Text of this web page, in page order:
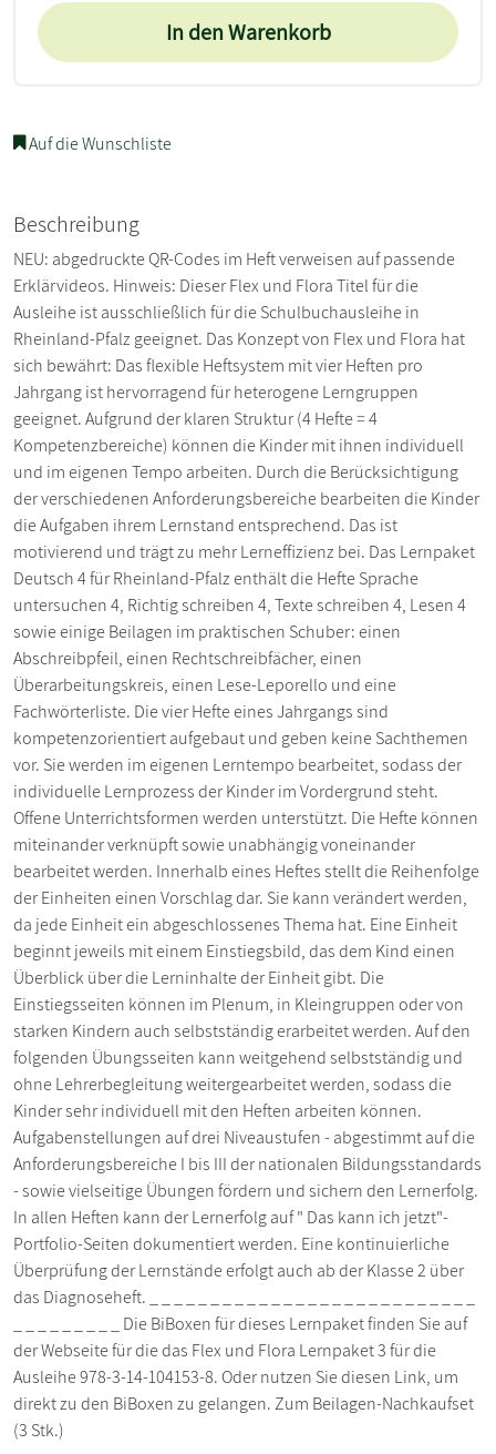
In den Warenkorb
Auf die Wunschliste
Beschreibung
NEU: abgedruckte QR-Codes im Heft verweisen auf passende
Erklärvideos. Hinweis: Dieser Flex und Flora Titel für die
Ausleihe ist ausschließlich für die Schulbuchausleihe in
Rheinland-Pfalz geeignet. Das Konzept von Flex und Flora hat
sich bewährt: Das flexible Heftsystem mit vier Heften pro
Jahrgang ist hervorragend für heterogene Lerngruppen
geeignet. Aufgrund der klaren Struktur (4 Hefte = 4
Kompetenzbereiche) können die Kinder mit ihnen individuell
und im eigenen Tempo arbeiten. Durch die Berücksichtigung
der verschiedenen Anforderungsbereiche bearbeiten die Kinder
die Aufgaben ihrem Lernstand entsprechend. Das ist
motivierend und trägt zu mehr Lerneffizienz bei. Das Lernpaket
Deutsch 4 für Rheinland-Pfalz enthält die Hefte Sprache
untersuchen 4, Richtig schreiben 4, Texte schreiben 4, Lesen 4
sowie einige Beilagen im praktischen Schuber: einen
Abschreibpfeil, einen Rechtschreibfächer, einen
Überarbeitungskreis, einen Lese-Leporello und eine
Fachwörterliste. Die vier Hefte eines Jahrgangs sind
kompetenzorientiert aufgebaut und geben keine Sachthemen
vor. Sie werden im eigenen Lerntempo bearbeitet, sodass der
individuelle Lernprozess der Kinder im Vordergrund steht.
Offene Unterrichtsformen werden unterstützt. Die Hefte können
miteinander verknüpft sowie unabhängig voneinander
bearbeitet werden. Innerhalb eines Heftes stellt die Reihenfolge
der Einheiten einen Vorschlag dar. Sie kann verändert werden,
da jede Einheit ein abgeschlossenes Thema hat. Eine Einheit
beginnt jeweils mit einem Einstiegsbild, das dem Kind einen
Überblick über die Lerninhalte der Einheit gibt. Die
Einstiegsseiten können im Plenum, in Kleingruppen oder von
starken Kindern auch selbstständig erarbeitet werden. Auf den
folgenden Übungsseiten kann weitgehend selbstständig und
ohne Lehrerbegleitung weitergearbeitet werden, sodass die
Kinder sehr individuell mit den Heften arbeiten können.
Aufgabenstellungen auf drei Niveaustufen - abgestimmt auf die
Anforderungsbereiche I bis III der nationalen Bildungsstandards
- sowie vielseitige Übungen fördern und sichern den Lernerfolg.
In allen Heften kann der Lernerfolg auf " Das kann ich jetzt"-
Portfolio-Seiten dokumentiert werden. Eine kontinuierliche
Überprüfung der Lernstände erfolgt auch ab der Klasse 2 über
das Diagnoseheft. _ _ _ _ _ _ _ _ _ _ _ _ _ _ _ _ _ _ _ _ _ _ _ _ _ _ _
_ _ _ _ _ _ _ _ _ Die BiBoxen für dieses Lernpaket finden Sie auf
der Webseite für die das Flex und Flora Lernpaket 3 für die
Ausleihe 978-3-14-104153-8. Oder nutzen Sie diesen Link, um
direkt zu den BiBoxen zu gelangen. Zum Beilagen-Nachkaufset
(3 Stk.)